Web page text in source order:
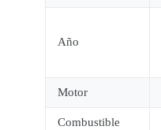
Año
Motor
Combustible